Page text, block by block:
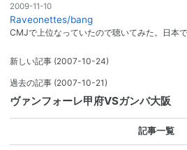
2009-11-10
Raveonettes/bang
CMJで上位なっていたので聴いてみた。日本
新しい記事 (2007-10-24)
過去の記事 (2007-10-21)
ヴァンフォーレ甲府VSガンバ大阪
記事一覧